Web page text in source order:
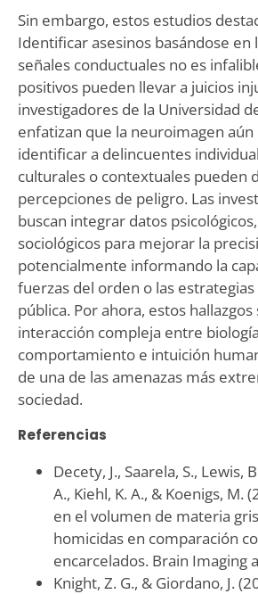
Sin embargo, estos estudios
Identificar asesinos basándose en
señales conductuales no es
positivos pueden llevar a juicios
investigadores de la Universidad
enfatizan que la neuroimagen
identificar a delincuentes
culturales o contextuales pueden
percepciones de peligro. Las
buscan integrar datos
sociológicos para mejorar la
potencialmente informando la
fuerzas del orden o las
pública. Por ahora, estos hallazgos
interacción compleja entre
comportamiento e intuición
de una de las amenazas más
sociedad.
Referencias
Decety, J., Saarela, S., Lewis,
A., Kiehl, K. A., & Koenigs, M.
en el volumen de materia
homicidas en comparación
encarcelados. Brain Imaging
Knight, Z. G., & Giordano, J.